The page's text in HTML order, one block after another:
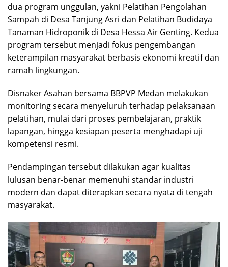
dua program unggulan, yakni Pelatihan Pengolahan
Sampah di Desa Tanjung Asri dan Pelatihan Budidaya
Tanaman Hidroponik di Desa Hessa Air Genting. Kedua
program tersebut menjadi fokus pengembangan
keterampilan masyarakat berbasis ekonomi kreatif dan
ramah lingkungan.
Disnaker Asahan bersama BBPVP Medan melakukan
monitoring secara menyeluruh terhadap pelaksanaan
pelatihan, mulai dari proses pembelajaran, praktik
lapangan, hingga kesiapan peserta menghadapi uji
kompetensi resmi.
Pendampingan tersebut dilakukan agar kualitas
lulusan benar-benar memenuhi standar industri
modern dan dapat diterapkan secara nyata di tengah
masyarakat.